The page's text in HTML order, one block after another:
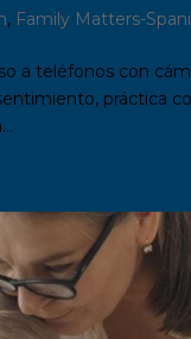
, Family Matters-
a teléfonos con
práctica